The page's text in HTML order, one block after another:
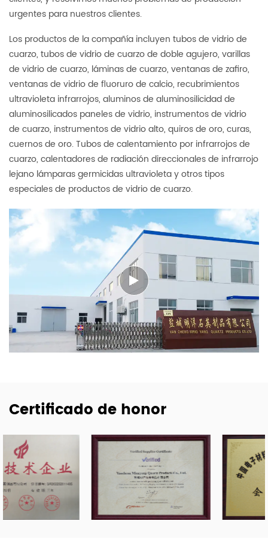
urgentes para nuestros clientes.
Los productos de la compañía incluyen tubos de vidrio de
cuarzo, tubos de vidrio de cuarzo de doble agujero, varillas
de vidrio de cuarzo, láminas de cuarzo, ventanas de zafiro,
ventanas de vidrio de fluoruro de calcio, recubrimientos
ultravioleta infrarrojos, aluminos de aluminosilicidad de
aluminosilicados paneles de vidrio, instrumentos de vidrio
de cuarzo, instrumentos de vidrio alto, quiros de oro, curas,
cuernos de oro. Tubos de calentamiento por infrarrojos de
cuarzo, calentadores de radiación direccionales de infrarrojo
lejano lámparas germicidas ultravioleta y otros tipos
especiales de productos de vidrio de cuarzo.
Certificado de honor